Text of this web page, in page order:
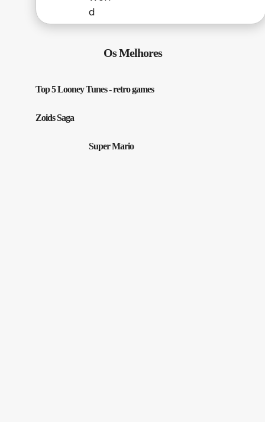
Os Melhores
Top 5 Looney Tunes - retro games
Zoids Saga
Super Mario